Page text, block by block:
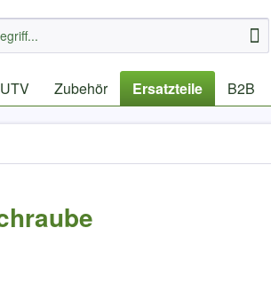
UTV Zubehör Ersatzteile B2B